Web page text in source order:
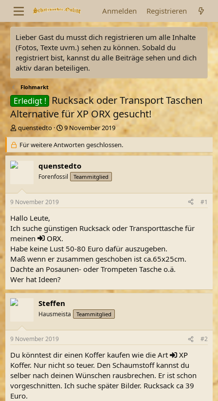
Anmelden Registrieren
Lieber Gast du musst dich registrieren um alle Inhalte
(Fotos, Texte uvm.) sehen zu können. Sobald du
registriert bist, kannst du alle Beiträge sehen und dich
aktiv daran beteiligen.
Flohmarkt
Erledigt !
Rucksack oder Transport Taschen
Alternative für XP ORX gesucht!
E
r
s
t
e
l
e
quenstedto
E
r
s
t
l
l
m
9 November 2019
Für weitere Antworten geschlossen.
quenstedto
Forenfossil Teammitglied
9 November 2019 #1
Hallo Leute,
Ich suche günstigen Rucksack oder Transporttasche für
meinen
ORX.
Habe keine Lust 50-80 Euro dafür auszugeben.
Maß wenn er zusammen geschoben ist ca.65x25cm.
Dachte an Posaunen- oder Trompeten Tasche o.ä.
Wer hat Ideen?
Steffen
Hausmeista Teammitglied
9 November 2019 #2
Du könntest dir einen Koffer kaufen wie die Art
XP
Koffer. Nur nicht so teuer. Den Schaumstoff kannst du
selber nach deinen Wünschen rausbrechen. Er ist schon
vorgeschnitten. Ich suche später Bilder. Rucksack ca 39
Euro.